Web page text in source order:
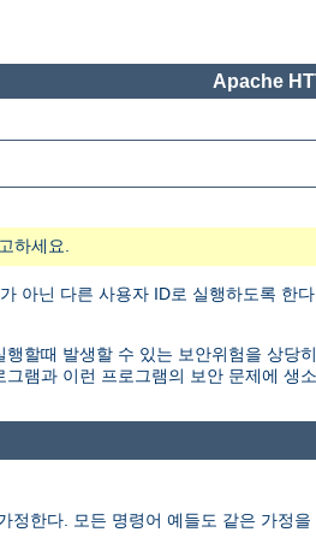
Apache
하세요.
아닌 다른 사용자 ID로 실행하도록 한
할때 발생할 수 있는 보안위험을 상당
램과 이런 프로그램의 보안 문제에 생
정한다. 모든 명령어 예들도 같은 가정